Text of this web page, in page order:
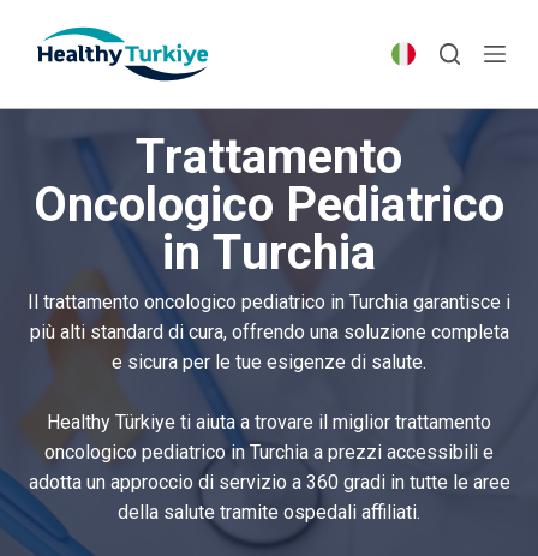
p
t
e
Trattamento
Oncologico Pediatrico
in Turchia
Il trattamento oncologico pediatrico in Turchia garantisce i
più alti standard di cura, offrendo una soluzione completa
e sicura per le tue esigenze di salute.
Healthy Türkiye ti aiuta a trovare il miglior trattamento
oncologico pediatrico in Turchia a prezzi accessibili e
adotta un approccio di servizio a 360 gradi in tutte le aree
della salute tramite ospedali affiliati.